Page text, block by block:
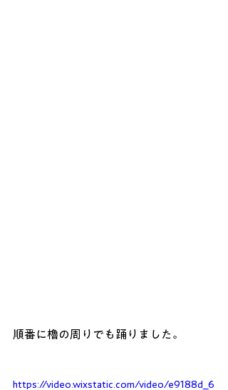
順番に櫓の周りでも踊りました。
https://video.wixstatic.com/video/e9188d_6